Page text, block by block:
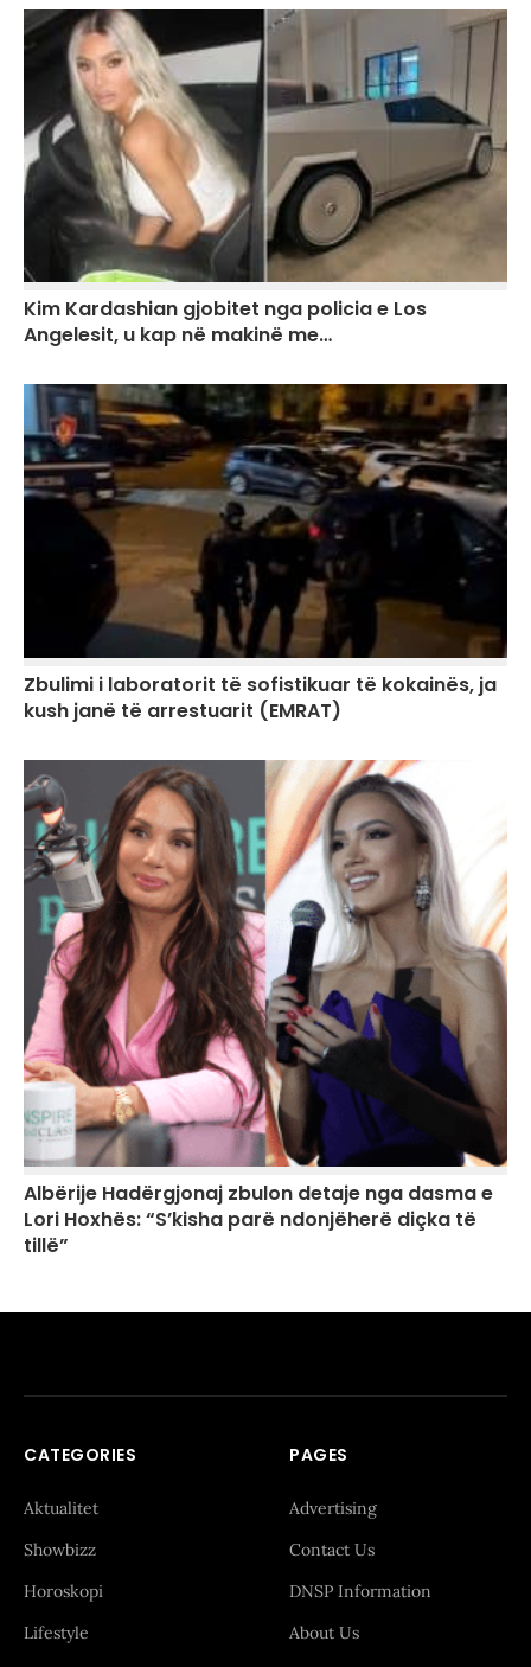
Kim Kardashian gjobitet nga policia e Los
Angelesit, u kap në makinë me…
Zbulimi i laboratorit të sofistikuar të kokainës, ja
kush janë të arrestuarit (EMRAT)
Albërije Hadërgjonaj zbulon detaje nga dasma e
Lori Hoxhës: “S’kisha parë ndonjëherë diçka të
tillë”
CATEGORIES
Aktualitet
Showbizz
Horoskopi
Lifestyle
PAGES
Advertising
Contact Us
DNSP Information
About Us